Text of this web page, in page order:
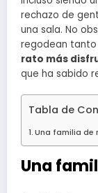
rechazo de
una sala. No
regodean tanto
rato más
que ha sabido
Tabla de
Una familia de
Una